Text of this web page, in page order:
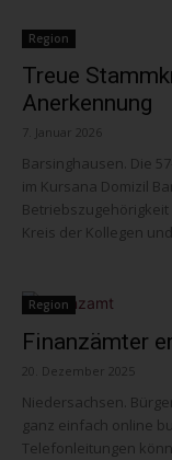
Region
Treue
Anerkennung
7. Januar 2026
Barsinghausen. Die
im Kursana Domizil
Kreis der Kollegen und...
Region
Finanzämter
20. Dezember 2025
Niedersachsen.
ganz einfach online
Telefonleitungen